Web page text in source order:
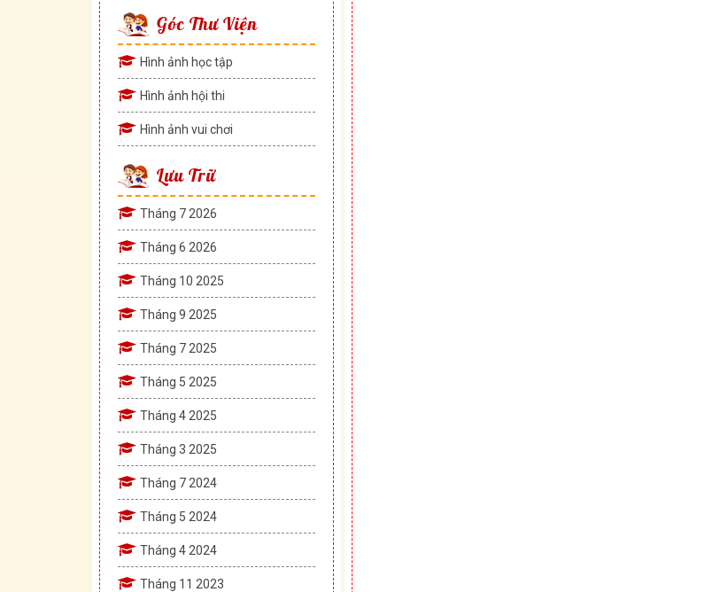
Góc Thư Viện
Hình ảnh học tập
Hình ảnh hội thi
Hình ảnh vui chơi
Lưu Trữ
Tháng 7 2026
Tháng 6 2026
Tháng 10 2025
Tháng 9 2025
Tháng 7 2025
Tháng 5 2025
Tháng 4 2025
Tháng 3 2025
Tháng 7 2024
Tháng 5 2024
Tháng 4 2024
Tháng 11 2023